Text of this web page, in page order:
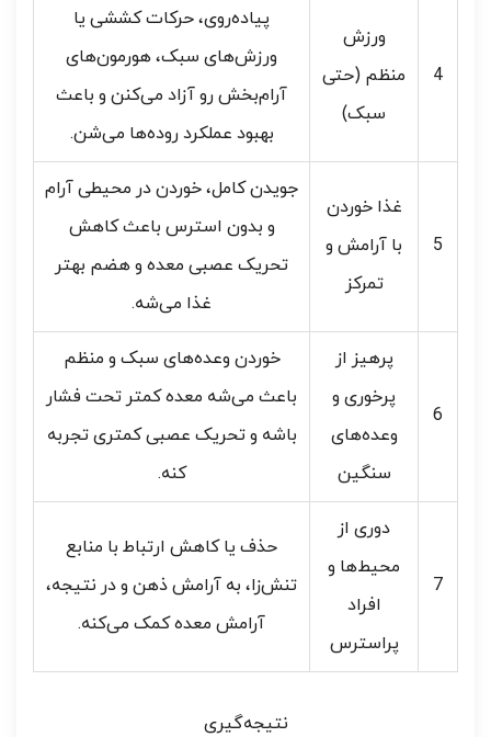
4
ورزش
منظم (حتی
سبک)
پیاده‌روی، حرکات کششی یا
ورزش‌های سبک، هورمون‌های
آرام‌بخش رو آزاد می‌کنن و باعث
بهبود عملکرد روده‌ها می‌شن.
5
غذا خوردن
با آرامش و
تمرکز
جویدن کامل، خوردن در محیطی آرام
و بدون استرس باعث کاهش
تحریک عصبی معده و هضم بهتر
غذا می‌شه.
6
پرهیز از
پرخوری و
وعده‌های
سنگین
خوردن وعده‌های سبک و منظم
باعث می‌شه معده کمتر تحت فشار
باشه و تحریک عصبی کمتری تجربه
کنه.
7
دوری از
محیط‌ها و
افراد
پراسترس
حذف یا کاهش ارتباط با منابع
تنش‌زا، به آرامش ذهن و در نتیجه،
آرامش معده کمک می‌کنه.
نتیجه‌گیری